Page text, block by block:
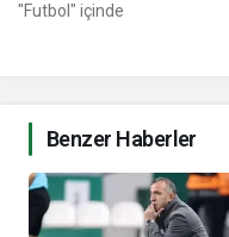
"Futbol" içinde
Benzer Haberler